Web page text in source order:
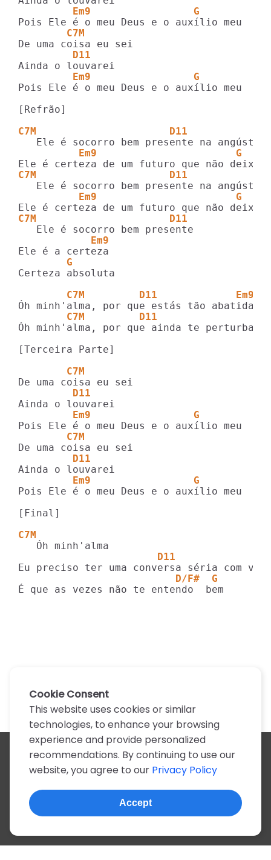
         Em9                 G
        C7M
         D11
         Em9                 G
Pois Ele é o meu Deus e o auxílio meu
[Refrão]
C7M                      D11
          Em9                       G
C7M                      D11
          Em9                       G
C7M                      D11
            Em9
        G
Certeza absoluta
C7M         D11             Em9
C7M         D11
Óh minh'alma, por que ainda te perturbas
[Terceira Parte]
        C7M
         D11
         Em9                 G
        C7M
         D11
         Em9                 G
Pois Ele é o meu Deus e o auxílio meu
[Final]
C7M
D11
                          D/F#  G
É que as vezes não te entendo  bem
All artists
A
B C D E F G H I J K
N
O P Q R S T U V W X
Z
0-9
© 2022, more than 2 million tabs and lyrics
Cookie Consent
This website uses cookies or similar
technologies, to enhance your browsing
experience and provide personalized
recommendations. By continuing to use our
website, you agree to our Privacy Policy
Accept